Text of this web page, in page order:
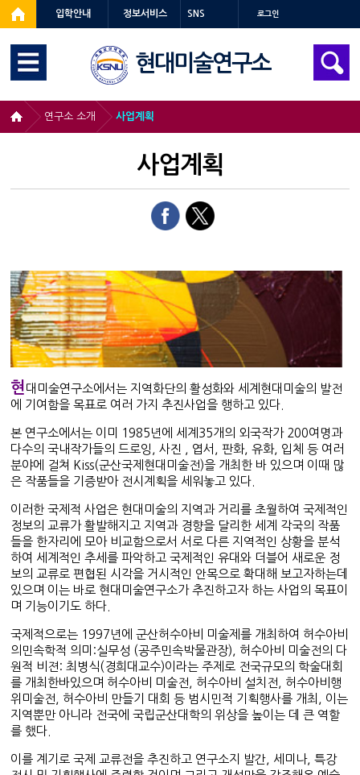
입학안내 정보서비스 SNS 로그인
현대미술연구소
연구소 소개 사업계획
사업계획
현 대미술연구소에서는 지역화단의 활성화와 세계현대미술의 발전
에 기여함을 목표로 여러 가지 추진사업을 행하고 있다.
본 연구소에서는 이미 1985년에 세계35개의 외국작가 200여명과
다수의 국내작가들의 드로잉, 사진 , 엽서, 판화, 유화, 입체 등 여러
분야에 걸쳐 Kiss(군산국제현대미술전)을 개최한 바 있으며 이때 많
은 작품들을 기증받아 전시계획을 세워놓고 있다.
이러한 국제적 사업은 현대미술의 지역과 거리를 초월하여 국제적인
정보의 교류가 활발해지고 지역과 경향을 달리한 세계 각국의 작품
들을 한자리에 모아 비교함으로서 서로 다른 지역적인 상황을 분석
하여 세계적인 추세를 파악하고 국제적인 유대와 더블어 새로운 정
보의 교류로 편협된 시각을 거시적인 안목으로 확대해 보고자하는데
있으며 이는 바로 현대미술연구소가 추진하고자 하는 사업의 목표이
며 기능이기도 하다.
국제적으로는 1997년에 군산허수아비 미술제를 개최하여 허수아비
의민속학적 의미:실무성 (공주민속박물관장), 허수아비 미술전의 다
원적 비젼: 최병식(경희대교수)이라는 주제로 전국규모의 학술대회
를 개최한바있으며 허수아비 미술전, 허수아비 설치전, 허수아비행
위미술전, 허수아비 만들기 대회 등 범시민적 기획행사를 개최, 이는
지역뿐만 아니라 전국에 국립군산대학의 위상을 높이는 데 큰 역할
를 했다.
이를 계기로 국제 교류전을 추진하고 연구소지 발간, 세미나, 특강